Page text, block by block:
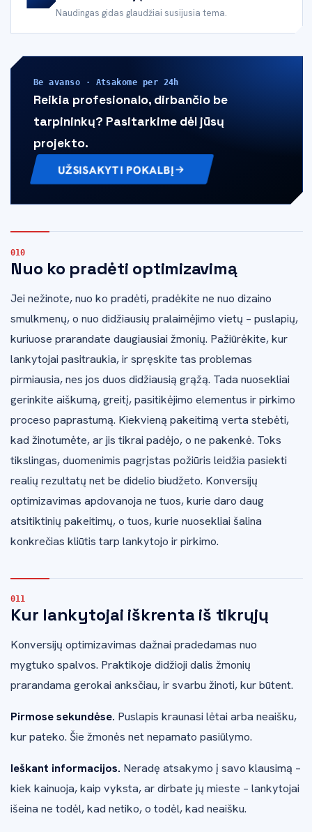
Naudingas gidas glaudžiai susijusia tema.
Be avanso · Atsakome per 24h
Reikia profesionalo, dirbančio be
tarpininkų? Pasitarkime dėl jūsų
projekto.
UŽSISAKYTI POKALBĮ
Nuo ko pradėti optimizavimą
Jei nežinote, nuo ko pradėti, pradėkite ne nuo dizaino
smulkmenų, o nuo didžiausių pralaimėjimo vietų – puslapių,
kuriuose prarandate daugiausiai žmonių. Pažiūrėkite, kur
lankytojai pasitraukia, ir spręskite tas problemas
pirmiausia, nes jos duos didžiausią grąžą. Tada nuosekliai
gerinkite aiškumą, greitį, pasitikėjimo elementus ir pirkimo
proceso paprastumą. Kiekvieną pakeitimą verta stebėti,
kad žinotumėte, ar jis tikrai padėjo, o ne pakenkė. Toks
tikslingas, duomenimis pagrįstas požiūris leidžia pasiekti
realių rezultatų net be didelio biudžeto. Konversijų
optimizavimas apdovanoja ne tuos, kurie daro daug
atsitiktinių pakeitimų, o tuos, kurie nuosekliai šalina
konkrečias kliūtis tarp lankytojo ir pirkimo.
Kur lankytojai iškrenta iš tikrųjų
Konversijų optimizavimas dažnai pradedamas nuo
mygtuko spalvos. Praktikoje didžioji dalis žmonių
prarandama gerokai anksčiau, ir svarbu žinoti, kur būtent.
Pirmose sekundėse. Puslapis kraunasi lėtai arba neaišku,
kur pateko. Šie žmonės net nepamato pasiūlymo.
Ieškant informacijos. Neradę atsakymo į savo klausimą –
kiek kainuoja, kaip vyksta, ar dirbate jų mieste – lankytojai
išeina ne todėl, kad netiko, o todėl, kad neaišku.